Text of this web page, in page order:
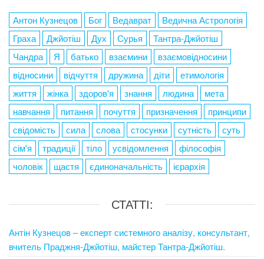
Антон Кузнецов Бог Ведаврат
Ведична Астрологія
Граха
Джйотіш Дух Сурья
Тантра-Джйотіш
Чандра
Я батько взаємини
взаємовідносини
відносини
відчуття дружина діти
етимологія
життя
жінка здоров'я знання людина
мета
навчання
питання почуття призначення
принципи
свідомість
сила слова стосунки сутність
суть
сім'я
традиції тіло усвідомлення
філософія
чоловік
щастя єдиноначальність ієрархія
СТАТТІ:
Антін Кузнецов – експерт системного аналізу, консультант,
вчитель Праджня-Джйотіш, майстер Тантра-Джйотіш.